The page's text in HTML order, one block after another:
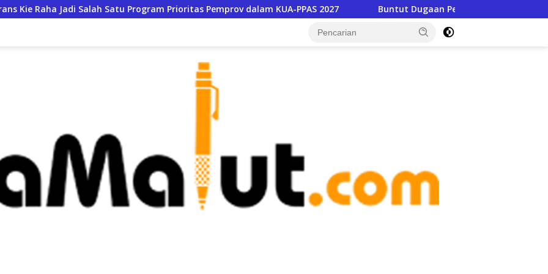
Program Prioritas Pemprov dalam KUA-PPAS 2027 Buntut Dugaan Pencabulan, Dinas Pendidikan Copot Kepsek